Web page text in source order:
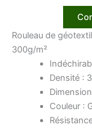
Rouleau de
300g/m²
Densité :
Couleur :